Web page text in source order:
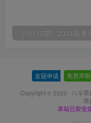
友链申请 免责声明
Copyright © 2023 · 八斗项
项
本站已安全